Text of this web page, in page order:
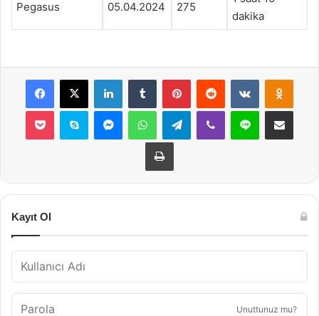
Pegasus 05.04.2024 275
dakika
Facebook
X LinkedInTumblr PinterestReddit VKontakte
Pocket Skype MessengerWhatsAppTelegramViber Line E-Posta ile
Yazdır
Kayıt Ol
Unuttunuz mu?